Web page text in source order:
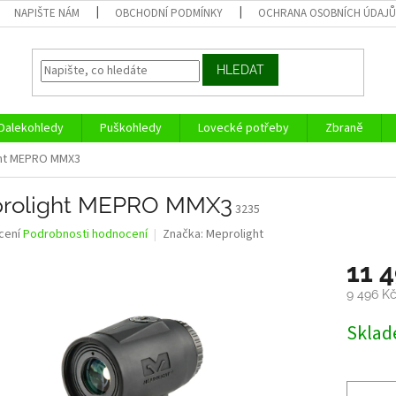
NAPIŠTE NÁM OBCHODNÍ PODMÍNKY OCHRANA OSOBNÍCH ÚDAJŮ
HLEDAT
Puškohledy Lovecké potřeby Zbraně
MEPRO MMX3
MEPRO MMX3 3235
Podrobnosti hodnocení Značka: Meprolight
11
9 496
cena: